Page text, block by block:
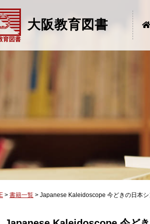
大阪教育図書
> 書籍一覧 > Japanese Kaleidoscope 今どきの日本シ